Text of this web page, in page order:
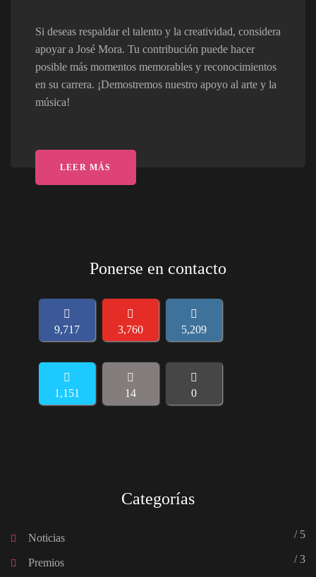
Si deseas respaldar el talento y la creatividad, considera
apoyar a José Mora. Tu contribución puede hacer
posible más momentos memorables y reconocimientos
en su carrera. ¡Demostremos nuestro apoyo al arte y la
música!
LEER MÁS
Ponerse en contacto
9,717 3,760 5,209
1,151 14 0
Categorías
Noticias / 5
Premios / 3